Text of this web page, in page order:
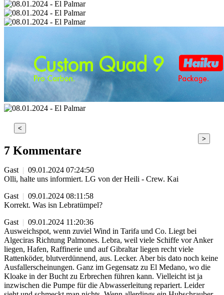
<
>
7 Kommentare
Gast | 09.01.2024 07:24:50
Olli, halte uns informiert. LG von der Heili - Crew. Kai
Gast | 09.01.2024 08:11:58
Korrekt. Was isn Lebratümpel?
Gast | 09.01.2024 11:20:36
Ausweichspot, wenn zuviel Wind in Tarifa und Co. Liegt bei
Algeciras Richtung Palmones. Lebra, weil viele Schiffe vor Anker
liegen, Hafen, Raffinerie und auf Gibraltar liegen recht viele
Rattenköder, blutverdünnend, aus. Lecker. Aber bis dato noch keine
Ausfallerscheinungen. Ganz im Gegensatz zu El Medano, wo die
Kloake in der Bucht zu Erbrechen führen kann. Vielleicht ist ja
inzwischen die Pumpe für die Abwasserleitung repariert. Leider